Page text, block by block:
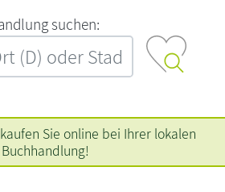
‍s‍u‍c‍h‍e‍n‍:‍
kaufen Sie online bei Ihrer lokalen
Buchhandlung!